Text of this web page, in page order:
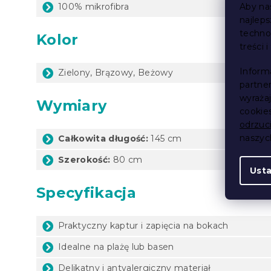
Aby
treści
100% mikrofibra
Kolor
Zielony, Brązowy, Beżowy
Wymiary
Całkowita długość: 145 cm
Szerokość: 80 cm
Specyfikacja
Praktyczny kaptur i zapięcia na bokach
Idealne na plażę lub basen
Delikatny i antyalergiczny materiał